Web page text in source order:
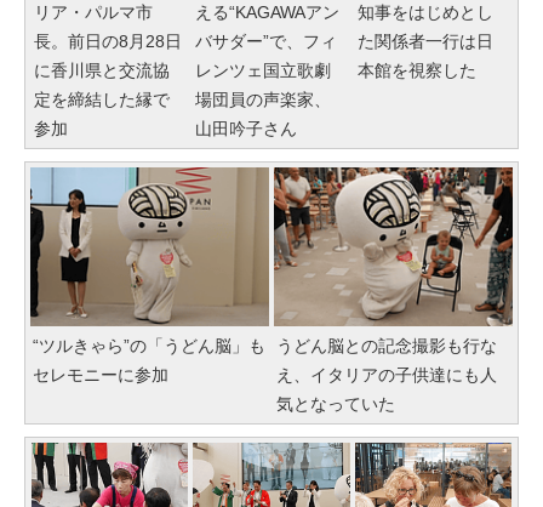
リア・パルマ市
長。前日の8月28日
に香川県と交流協
定を締結した縁で
参加
える“KAGAWAアン
バサダー”で、フィ
レンツェ国立歌劇
場団員の声楽家、
山田吟子さん
知事をはじめとし
た関係者一行は日
本館を視察した
“ツルきゃら”の「うどん脳」も
セレモニーに参加
うどん脳との記念撮影も行な
え、イタリアの子供達にも人
気となっていた